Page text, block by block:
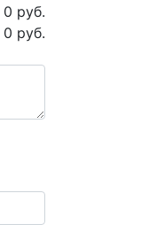
0 руб.
0 руб.